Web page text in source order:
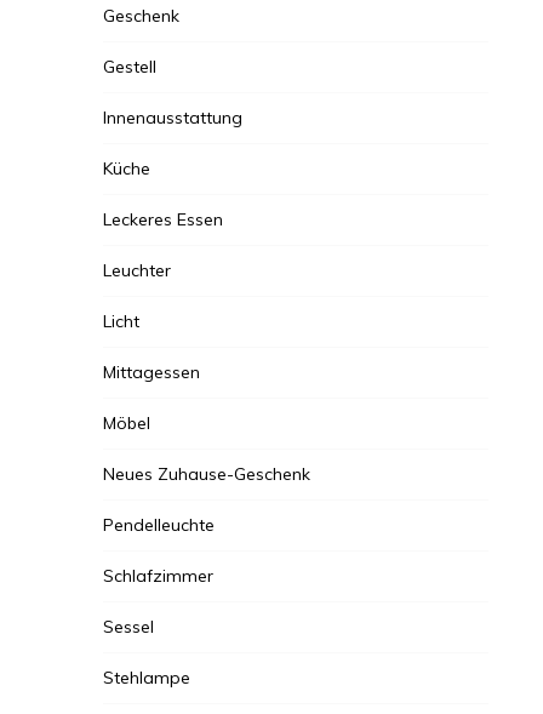
Geschenk
Gestell
Innenausstattung
Küche
Leckeres Essen
Leuchter
Licht
Mittagessen
Möbel
Neues Zuhause-Geschenk
Pendelleuchte
Schlafzimmer
Sessel
Stehlampe